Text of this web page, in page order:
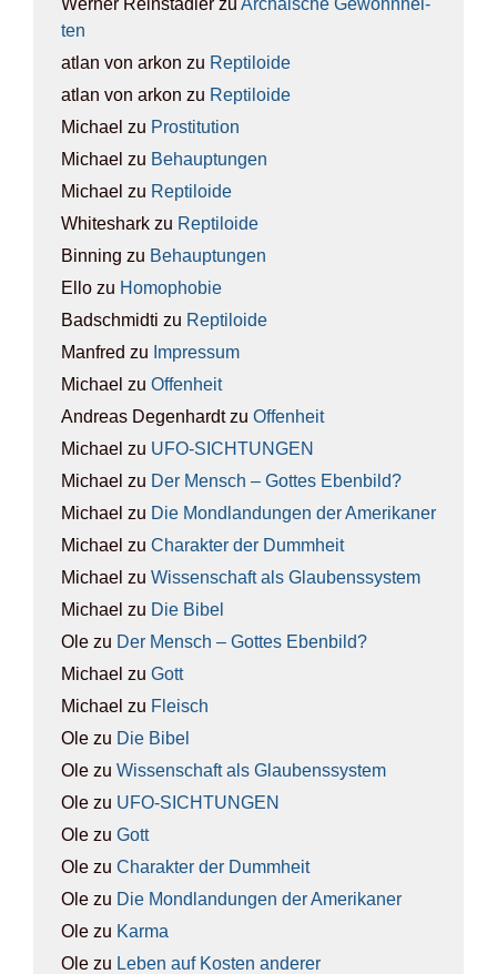
Werner Reinstadler zu Archai­sche Gewohn­hei­
ten
atlan von arkon zu Rep­ti­lo­ide
atlan von arkon zu Rep­ti­lo­ide
Michael zu Pro­sti­tu­ti­on
Michael zu Behaup­tun­gen
Michael zu Rep­ti­lo­ide
Whiteshark zu Rep­ti­lo­ide
Binning zu Behaup­tun­gen
Ello zu Homo­pho­bie
Badschmidti zu Rep­ti­lo­ide
Manfred zu Impres­sum
Michael zu Offen­heit
Andreas Degenhardtzu Offen­heit
Michael zu UFO-SICH­TUN­GEN
Michael zu Der Mensch – Got­tes Eben­bild?
Michael zu Die Mond­lan­dun­gen der Ame­ri­ka­ner
Michael zu Cha­rak­ter der Dumm­heit
Michael zu Wis­sen­schaft als Glau­bens­sys­tem
Michael zu Die Bibel
Ole zu Der Mensch – Got­tes Eben­bild?
Michael zu Gott
Michael zu Fleisch
Ole zu Die Bibel
Ole zu Wis­sen­schaft als Glau­bens­sys­tem
Ole zu UFO-SICH­TUN­GEN
Ole zu Gott
Ole zu Cha­rak­ter der Dumm­heit
Ole zu Die Mond­lan­dun­gen der Ame­ri­ka­ner
Ole zu Kar­ma
Ole zu Leben auf Kos­ten ande­rer